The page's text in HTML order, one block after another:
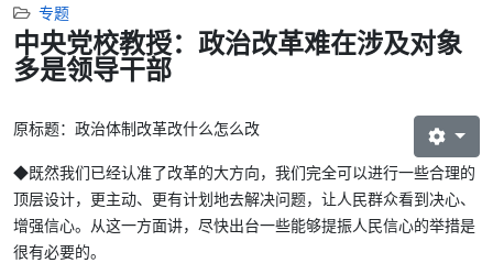
专题
中央党校教授：政治改革难在涉及对象
多是领导干部
原标题：政治体制改革改什么怎么改
◆既然我们已经认准了改革的大方向，我们完全可以进行一些合理的
顶层设计，更主动、更有计划地去解决问题，让人民群众看到决心、
增强信心。从这一方面讲，尽快出台一些能够提振人民信心的举措是
很有必要的。